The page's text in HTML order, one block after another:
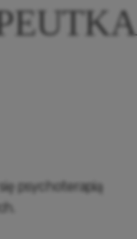
psychoterapią